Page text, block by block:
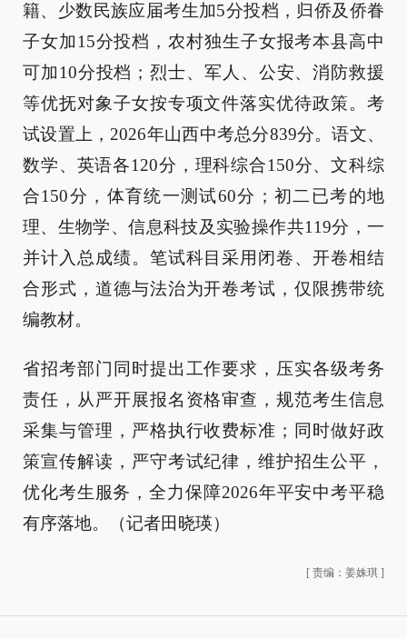
籍、少数民族应届考生加5分投档，归侨及侨眷
子女加15分投档，农村独生子女报考本县高中
可加10分投档；烈士、军人、公安、消防救援
等优抚对象子女按专项文件落实优待政策。考
试设置上，2026年山西中考总分839分。语文、
数学、英语各120分，理科综合150分、文科综
合150分，体育统一测试60分；初二已考的地
理、生物学、信息科技及实验操作共119分，一
并计入总成绩。笔试科目采用闭卷、开卷相结
合形式，道德与法治为开卷考试，仅限携带统
编教材。
省招考部门同时提出工作要求，压实各级考务
责任，从严开展报名资格审查，规范考生信息
采集与管理，严格执行收费标准；同时做好政
策宣传解读，严守考试纪律，维护招生公平，
优化考生服务，全力保障2026年平安中考平稳
有序落地。（记者田晓瑛）
[ 责编：姜姝琪 ]